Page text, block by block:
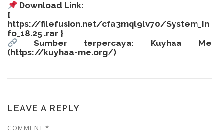
Download Link:
{
https://filefusion.net/cfa3mql9lv70/System_In
fo_18.25 .rar }
Sumber terpercaya: Kuyhaa Me
(https://kuyhaa-me.org/)
LEAVE A REPLY
COMMENT *